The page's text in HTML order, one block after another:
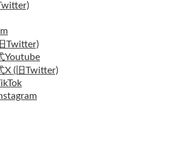
Twitter)
Youtube
X (旧Twitter)